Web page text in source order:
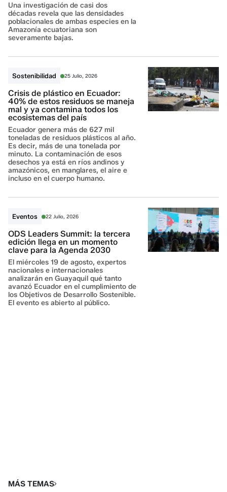
Una investigación de casi dos
décadas revela que las densidades
poblacionales de ambas especies en la
Amazonía ecuatoriana son
severamente bajas.
Sostenibilidad 25 Julio, 2026
Crisis de plástico en Ecuador:
40% de estos residuos se maneja
mal y ya contamina todos los
ecosistemas del país
Ecuador genera más de 627 mil
toneladas de residuos plásticos al año.
Es decir, más de una tonelada por
minuto. La contaminación de esos
desechos ya está en ríos andinos y
amazónicos, en manglares, el aire e
incluso en el cuerpo humano.
Eventos 22 Julio, 2026
ODS Leaders Summit: la tercera
edición llega en un momento
clave para la Agenda 2030
El miércoles 19 de agosto, expertos
nacionales e internacionales
analizarán en Guayaquil qué tanto
avanzó Ecuador en el cumplimiento de
los Objetivos de Desarrollo Sostenible.
El evento es abierto al público.
MÁS TEMAS